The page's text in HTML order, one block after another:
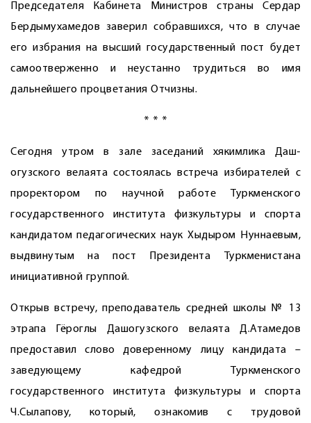
Председателя Кабинета Министров страны Сердар
Бердымухамедов заверил собравшихся, что в случае
его избрания на высший государственный пост будет
самоотверженно и неустанно трудиться во имя
дальнейшего процветания Отчизны.
* * *
Сегодня утром в зале заседаний хякимлика Даш­
огузского велаята состоялась встреча избирателей c
проректором по научной работе Туркменского
государственного института физкультуры и спорта
кандидатом педагогических наук Хыдыром Нуннаевым,
выдвинутым на пост Президента Туркменистана
инициа­тивной группой.
Открыв встречу, преподаватель средней школы № 13
этрапа Гёроглы Дашогузского велаята Д.Атамедов
предоставил слово доверенному лицу кандидата –
заведующему кафедрой Туркменского
государственного института физкультуры и спорта
Ч.Сылапову, который, ознакомив с трудовой